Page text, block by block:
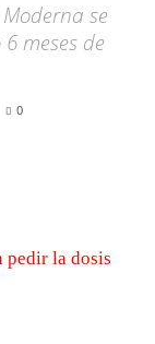
se
meses de
0